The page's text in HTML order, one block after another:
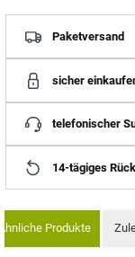
Paketversand
sicher
telefonischer
14-tägiges
Produkte